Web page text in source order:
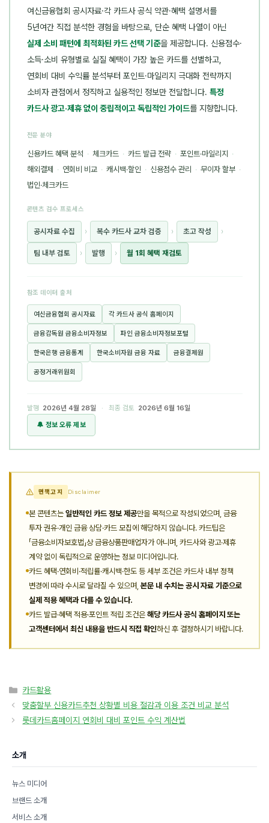
여신금융협회 공시자료·각 카드사 공식 약관·혜택 설명서를
5년여간 직접 분석한 경험을 바탕으로, 단순 혜택 나열이 아닌
실제 소비 패턴에 최적화된 카드 선택 기준을 제공합니다. 신용점수·
소득·소비 유형별로 실질 혜택이 가장 높은 카드를 선별하고,
연회비 대비 수익률 분석부터 포인트·마일리지 극대화 전략까지
소비자 관점에서 정직하고 실용적인 정보만 전달합니다. 특정
카드사 광고·제휴 없이 중립적이고 독립적인 가이드를 지향합니다.
전문 분야
신용카드 혜택 분석 · 체크카드 · 카드 발급 전략 · 포인트·마일리지 ·
해외결제 · 연회비 비교 · 캐시백·할인 · 신용점수 관리 · 무이자 할부 ·
법인·체크카드
콘텐츠 검수 프로세스
공시자료 수집 › 복수 카드사 교차 검증 › 초고 작성 ›
팀 내부 검토 › 발행 › 월 1회 혜택 재검토
참조 데이터 출처
여신금융협회 공시자료 각 카드사 공식 홈페이지
금융감독원 금융소비자정보 파인 금융소비자정보포털
한국은행 금융통계 한국소비자원 금융 자료 금융결제원
공정거래위원회
발행 2026년 4월 28일 · 최종 검토
2026년 6월 16일
🔔 정보 오류 제보
면책고지 Disclaimer
본 콘텐츠는 일반적인 카드 정보 제공만을 목적으로 작성되었으며, 금융
투자 권유·개인 금융 상담·카드 모집에 해당하지 않습니다. 카드팁은
「금융소비자보호법」상 금융상품판매업자가 아니며, 카드사와 광고·제휴
계약 없이 독립적으로 운영하는 정보 미디어입니다.
카드 혜택·연회비·적립률·캐시백·한도 등 세부 조건은 카드사 내부 정책
변경에 따라 수시로 달라질 수 있으며,본문 내 수치는 공시 자료 기준으로
실제 적용 혜택과 다를 수 있습니다.
카드 발급·혜택 적용·포인트 적립 조건은 해당 카드사 공식 홈페이지 또는
고객센터에서 최신 내용을 반드시 직접 확인하신 후 결정하시기 바랍니다.
카
테
리
카드활용
맞춤할부 신용카드추천 상황별 비용 절감과 이용 조건 비교 분석
롯데카드홈페이지 연회비 대비 포인트 수익 계산법
소개
뉴스 미디어
브랜드 소개
서비스 소개